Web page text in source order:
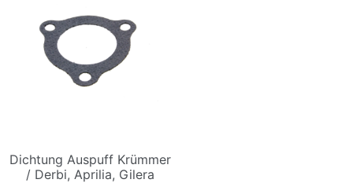
Dichtung Auspuff Krümmer
/ Derbi, Aprilia, Gilera